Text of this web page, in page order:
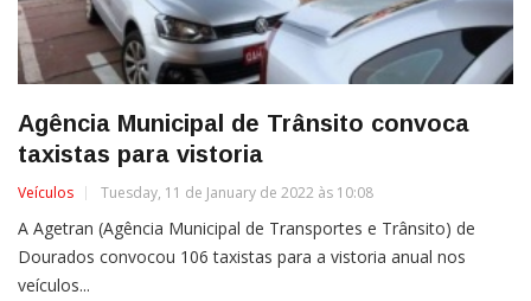
Agência Municipal de Trânsito convoca
taxistas para vistoria
Veículos Tuesday, 11 de January de 2022 às 10:08
A Agetran (Agência Municipal de Transportes e Trânsito) de
Dourados convocou 106 taxistas para a vistoria anual nos
veículos...